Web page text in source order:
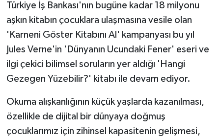
Türkiye İş Bankası'nın bugüne kadar 18 milyonu
aşkın kitabın çocuklara ulaşmasına vesile olan
'Karneni Göster Kitabını Al' kampanyası bu yıl
Jules Verne'in 'Dünyanın Ucundaki Fener' eseri ve
ilgi çekici bilimsel soruların yer aldığı 'Hangi
Gezegen Yüzebilir?' kitabı ile devam ediyor.
Okuma alışkanlığının küçük yaşlarda kazanılması,
özellikle de dijital bir dünyaya doğmuş
çocuklarımız için zihinsel kapasitenin gelişmesi,